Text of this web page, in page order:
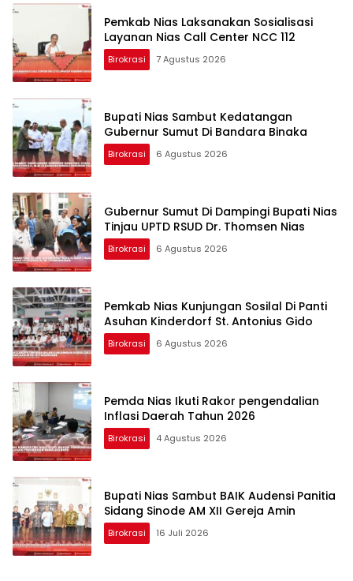
Pemkab Nias Laksanakan Sosialisasi
Layanan Nias Call Center NCC 112
Birokrasi 7 Agustus 2026
Bupati Nias Sambut Kedatangan
Gubernur Sumut Di Bandara Binaka
Birokrasi 6 Agustus 2026
Gubernur Sumut Di Dampingi Bupati Nias
Tinjau UPTD RSUD Dr. Thomsen Nias
Birokrasi 6 Agustus 2026
Pemkab Nias Kunjungan Sosilal Di Panti
Asuhan Kinderdorf St. Antonius Gido
Birokrasi 6 Agustus 2026
Pemda Nias Ikuti Rakor pengendalian
Inflasi Daerah Tahun 2026
Birokrasi 4 Agustus 2026
Bupati Nias Sambut BAIK Audensi Panitia
Sidang Sinode AM XII Gereja Amin
Birokrasi 16 Juli 2026